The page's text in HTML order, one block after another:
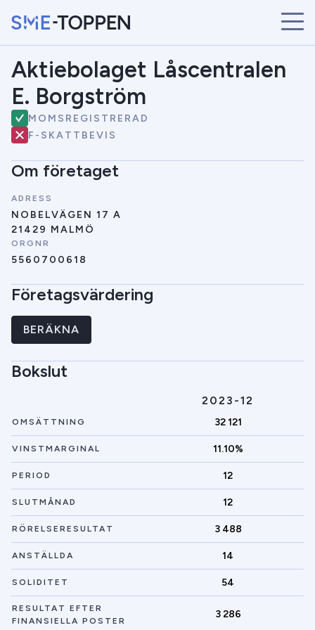
START
ÅRETS VINNARE
BRANSCHER
SÖK
Aktiebolaget Låscentralen
E. Borgström
MOMSREGISTRERAD
F-SKATTBEVIS
Om företaget
ADRESS
NOBELVÄGEN 17 A
21429 MALMÖ
ORGNR
5560700618
Företagsvärdering
BERÄKNA
Bokslut
2023-12
OMSÄTTNING 32 121
VINSTMARGINAL 11.10%
PERIOD 12
SLUTMÅNAD 12
RÖRELSERESULTAT 3 488
ANSTÄLLDA 14
SOLIDITET 54
RESULTAT EFTER
FINANSIELLA POSTER
3 286